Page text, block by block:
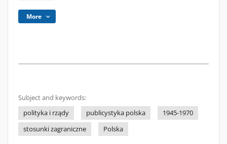
More
Subject and keywords:
polityka i rządy
publicystyka polska
1945-1970
stosunki zagraniczne
Polska